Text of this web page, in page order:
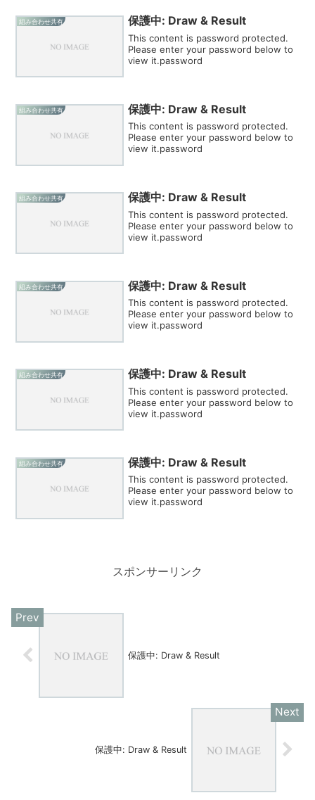
組み合わせ共有 保護中: Draw & Result
This content is password protected.
Please enter your password below to
view it.password
組み合わせ共有 保護中: Draw & Result
This content is password protected.
Please enter your password below to
view it.password
組み合わせ共有 保護中: Draw & Result
This content is password protected.
Please enter your password below to
view it.password
組み合わせ共有 保護中: Draw & Result
This content is password protected.
Please enter your password below to
view it.password
組み合わせ共有 保護中: Draw & Result
This content is password protected.
Please enter your password below to
view it.password
組み合わせ共有 保護中: Draw & Result
This content is password protected.
Please enter your password below to
view it.password
スポンサーリンク
保護中: Draw & Result
保護中: Draw & Result